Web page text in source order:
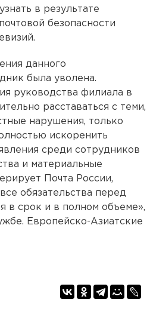
в результате
безопасности
данного
была уволена.
руководства филиала в
расставаться с теми,
нарушения, только
искоренить
среди сотрудников
и материальные
Почта России,
обязательства перед
в срок и в полном объеме»,
Европейско-Азиатские